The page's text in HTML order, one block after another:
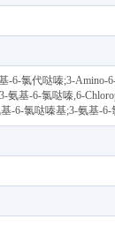
-6-氯代哒嗪;3-Amino-
氨基-6-氯哒嗪,6-
-6-氯哒嗪基;3-氨基-6-